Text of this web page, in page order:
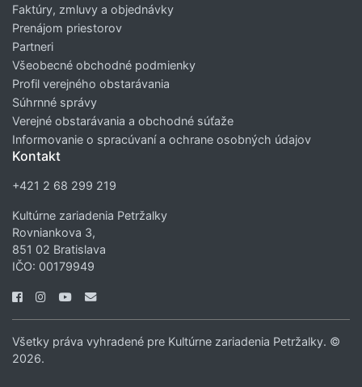
Faktúry, zmluvy a objednávky
Prenájom priestorov
Partneri
Všeobecné obchodné podmienky
Profil verejného obstarávania
Súhrnné správy
Verejné obstarávania a obchodné súťaže
Informovanie o spracúvaní a ochrane osobných údajov
Kontakt
+421 2 68 299 219
Kultúrne zariadenia Petržalky
Rovniankova 3,
851 02 Bratislava
IČO: 00179949
Všetky práva vyhradené pre Kultúrne zariadenia Petržalky. ©
2026.